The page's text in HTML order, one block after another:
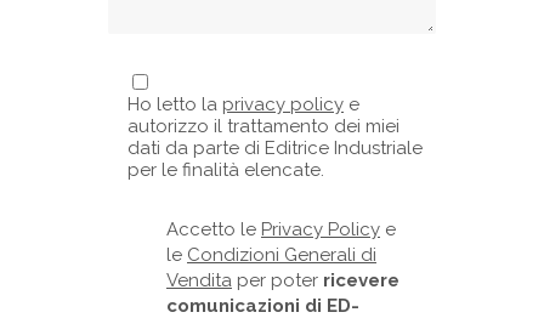
Ho letto la privacy policy e
autorizzo il trattamento dei miei
dati da parte di Editrice Industriale
per le finalità elencate.
Accetto le Privacy Policy e
le Condizioni Generali di
Vendita per poter ricevere
comunicazioni di ED-